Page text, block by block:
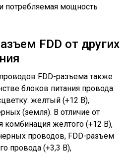
потребляемая мощность
FDD от других
FDD-разъема также
блоков питания провода
желтый (+12 В),
(земля). В отличие от
комбинация желтого (+12 В),
проводов, FDD-разъем
провода (+3,3 В),